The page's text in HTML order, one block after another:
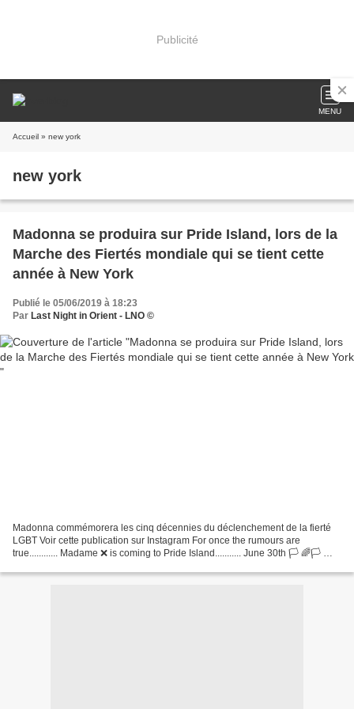
Publicité
MENU
Accueil » new york
new york
Madonna se produira sur Pride Island, lors de la
Marche des Fiertés mondiale qui se tient cette
année à New York
Publié le 05/06/2019 à 18:23
Par Last Night in Orient - LNO ©
Madonna commémorera les cinq décennies du déclenchement de la fierté
LGBT Voir cette publication sur Instagram For once the rumours are
true............ Madame ❌ is coming to Pride Island........... June 30th 🏳️ 🌈🏳️ 🌈